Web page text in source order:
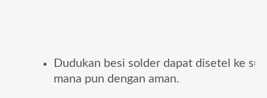
Dudukan besi solder dapat disetel ke
mana pun dengan aman.